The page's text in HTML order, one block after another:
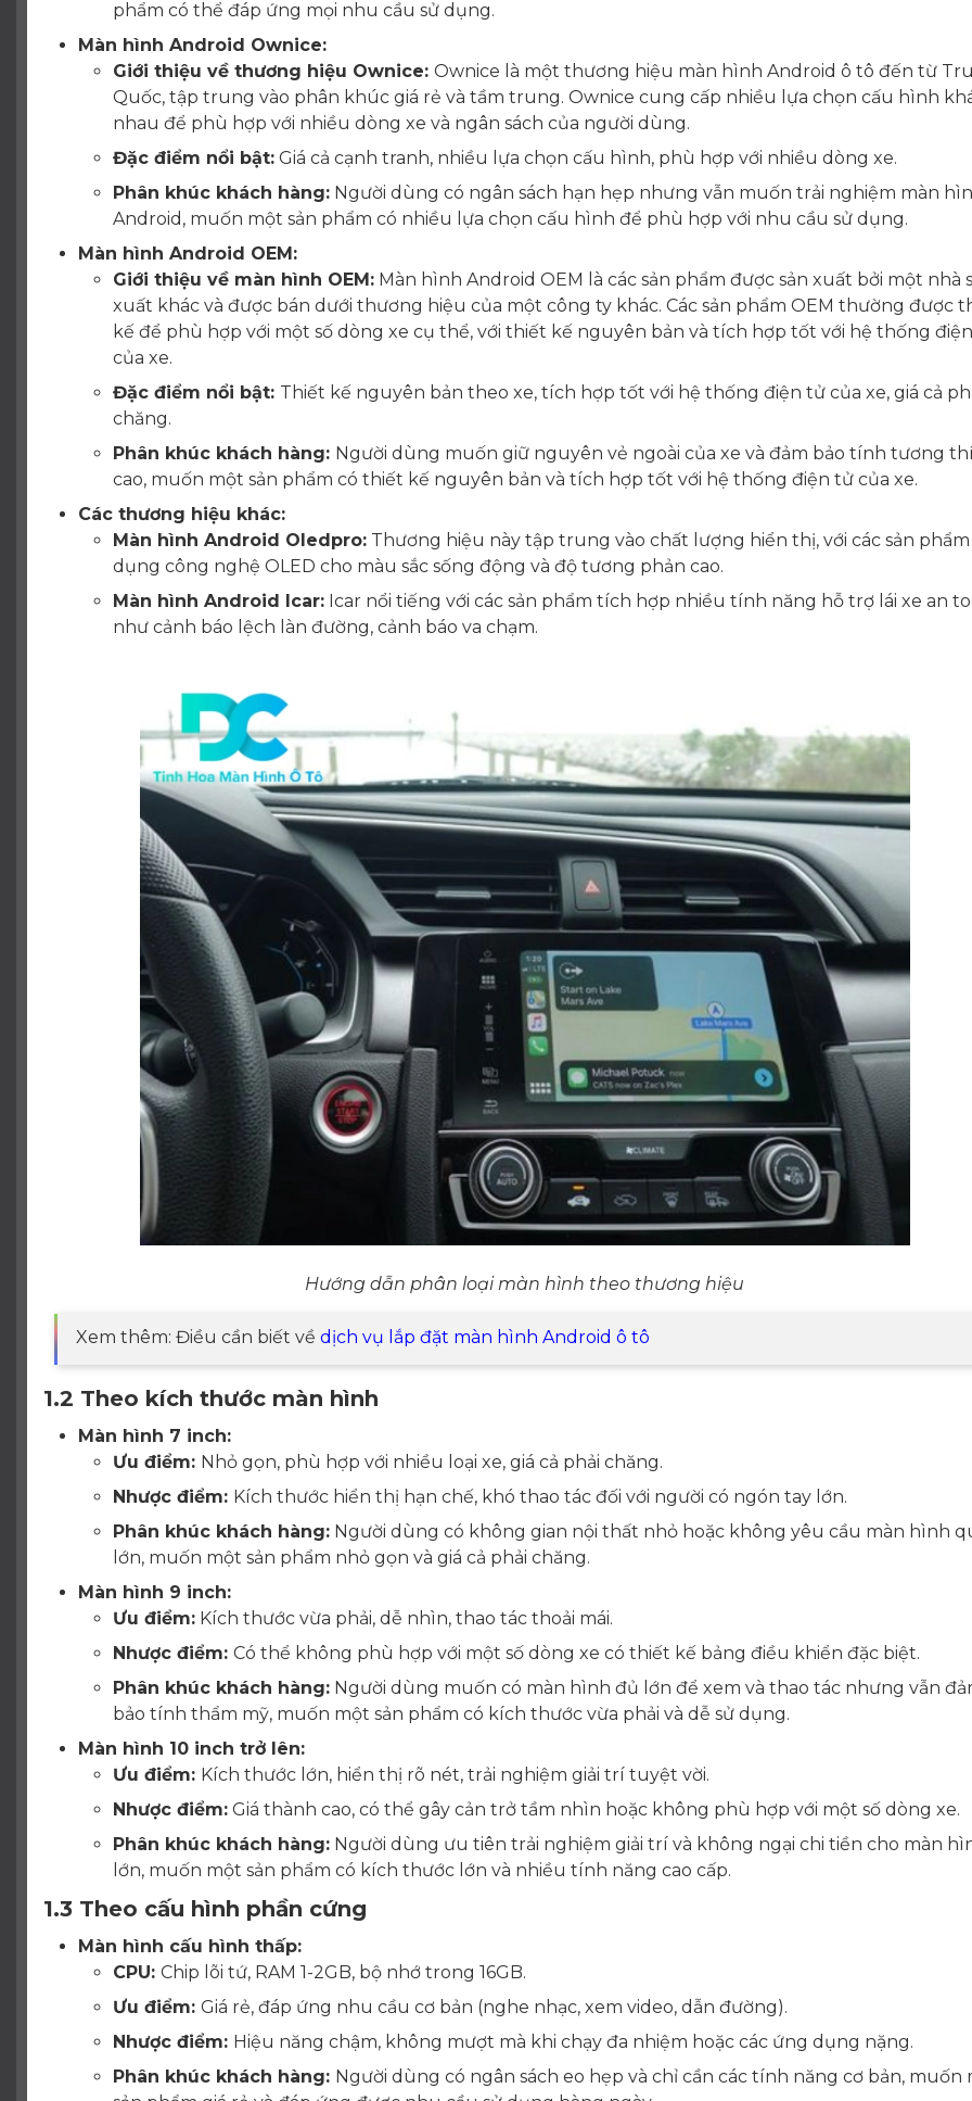
phẩm có thể đáp ứng mọi nhu cầu sử dụng.
Màn hình Android Ownice:
Giới thiệu về thương hiệu Ownice: Ownice là một thương hiệu màn hình Android ô tô đến từ
Quốc, tập trung vào phân khúc giá rẻ và tầm trung. Ownice cung cấp nhiều lựa chọn cấu hình
nhau để phù hợp với nhiều dòng xe và ngân sách của người dùng.
Đặc điểm nổi bật: Giá cả cạnh tranh, nhiều lựa chọn cấu hình, phù hợp với nhiều dòng xe.
Phân khúc khách hàng: Người dùng có ngân sách hạn hẹp nhưng vẫn muốn trải nghiệm màn
Android, muốn một sản phẩm có nhiều lựa chọn cấu hình để phù hợp với nhu cầu sử dụng.
Màn hình Android OEM:
Giới thiệu về màn hình OEM: Màn hình Android OEM là các sản phẩm được sản xuất bởi một nhà
xuất khác và được bán dưới thương hiệu của một công ty khác. Các sản phẩm OEM thường được
kế để phù hợp với một số dòng xe cụ thể, với thiết kế nguyên bản và tích hợp tốt với hệ thống
của xe.
Đặc điểm nổi bật: Thiết kế nguyên bản theo xe, tích hợp tốt với hệ thống điện tử của xe, giá cả
chăng.
Phân khúc khách hàng: Người dùng muốn giữ nguyên vẻ ngoài của xe và đảm bảo tính tương
cao, muốn một sản phẩm có thiết kế nguyên bản và tích hợp tốt với hệ thống điện tử của xe.
Các thương hiệu khác:
Màn hình Android Oledpro: Thương hiệu này tập trung vào chất lượng hiển thị, với các sản phẩm
dụng công nghệ OLED cho màu sắc sống động và độ tương phản cao.
Màn hình Android Icar: Icar nổi tiếng với các sản phẩm tích hợp nhiều tính năng hỗ trợ lái xe an
như cảnh báo lệch làn đường, cảnh báo va chạm.
Hướng dẫn phân loại màn hình theo thương hiệu
Xem thêm: Điều cần biết về dịch vụ lắp đặt màn hình Android ô tô
1.2 Theo kích thước màn hình
Màn hình 7 inch:
Ưu điểm: Nhỏ gọn, phù hợp với nhiều loại xe, giá cả phải chăng.
Nhược điểm: Kích thước hiển thị hạn chế, khó thao tác đối với người có ngón tay lớn.
Phân khúc khách hàng: Người dùng có không gian nội thất nhỏ hoặc không yêu cầu màn hình
lớn, muốn một sản phẩm nhỏ gọn và giá cả phải chăng.
Màn hình 9 inch:
Ưu điểm: Kích thước vừa phải, dễ nhìn, thao tác thoải mái.
Nhược điểm: Có thể không phù hợp với một số dòng xe có thiết kế bảng điều khiển đặc biệt.
Phân khúc khách hàng: Người dùng muốn có màn hình đủ lớn để xem và thao tác nhưng vẫn
bảo tính thẩm mỹ, muốn một sản phẩm có kích thước vừa phải và dễ sử dụng.
Màn hình 10 inch trở lên:
Ưu điểm: Kích thước lớn, hiển thị rõ nét, trải nghiệm giải trí tuyệt vời.
Nhược điểm: Giá thành cao, có thể gây cản trở tầm nhìn hoặc không phù hợp với một số dòng xe.
Phân khúc khách hàng: Người dùng ưu tiên trải nghiệm giải trí và không ngại chi tiền cho màn
lớn, muốn một sản phẩm có kích thước lớn và nhiều tính năng cao cấp.
1.3 Theo cấu hình phần cứng
Màn hình cấu hình thấp:
CPU: Chip lõi tứ, RAM 1-2GB, bộ nhớ trong 16GB.
Ưu điểm: Giá rẻ, đáp ứng nhu cầu cơ bản (nghe nhạc, xem video, dẫn đường).
Nhược điểm: Hiệu năng chậm, không mượt mà khi chạy đa nhiệm hoặc các ứng dụng nặng.
Phân khúc khách hàng: Người dùng có ngân sách eo hẹp và chỉ cần các tính năng cơ bản, muốn